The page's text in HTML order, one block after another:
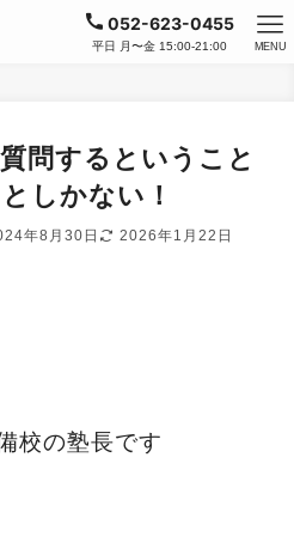
052-623-0455
平日 月〜金 15:00-21:00 MENU
問するということ
しかない！
年8月30日 2026年1月22日
校の塾長です